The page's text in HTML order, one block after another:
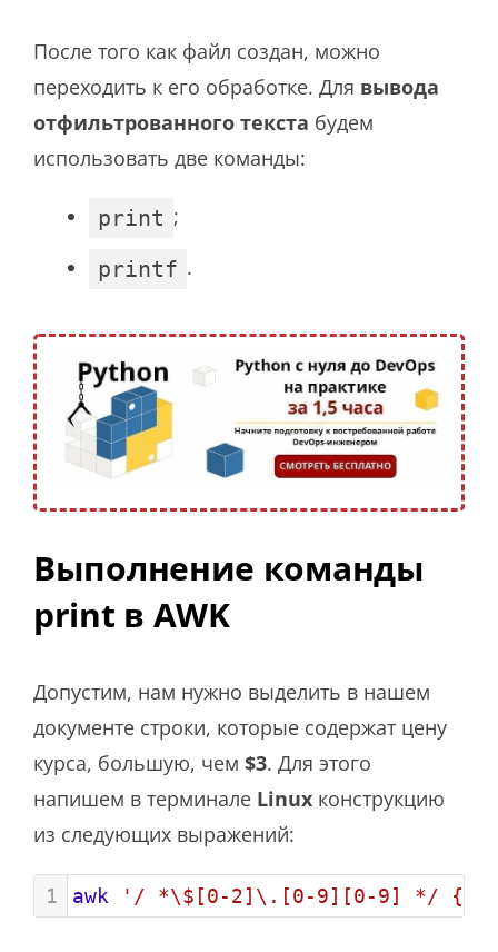
После того как файл создан, можно
переходить к его обработке. Для вывода
отфильтрованного текста будем
использовать две команды:
print ;
printf .
Выполнение команды
print в AWK
Допустим, нам нужно выделить в нашем
документе строки, которые содержат цену
курса, большую, чем $3. Для этого
напишем в терминале Linux конструкцию
из следующих выражений:
1 awk '/ *\$[0-2]\.[0-9][0-9] */ {